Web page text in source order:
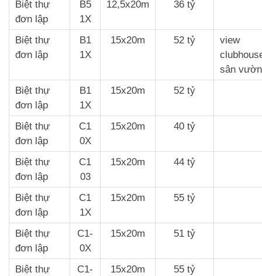
Biệt thự
đơn lập
B5
1X
12,5x20m 36 tỷ
Biệt thự
đơn lập
B1
1X
15x20m 52 tỷ
view
sân vườn
Biệt thự
đơn lập
B1
1X
15x20m 52 tỷ
Biệt thự
đơn lập
C1
0X
15x20m 40 tỷ
Biệt thự
đơn lập
C1
03
15x20m 44 tỷ
Biệt thự
đơn lập
C1
1X
15x20m 55 tỷ
Biệt thự
đơn lập
C1-
0X
15x20m 51 tỷ
Biệt thự
C1-
15x20m 55 tỷ